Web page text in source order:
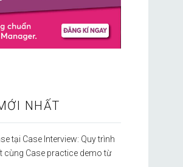
NHẤT
tại Case Interview: Quy trình
cùng Case practice demo từ